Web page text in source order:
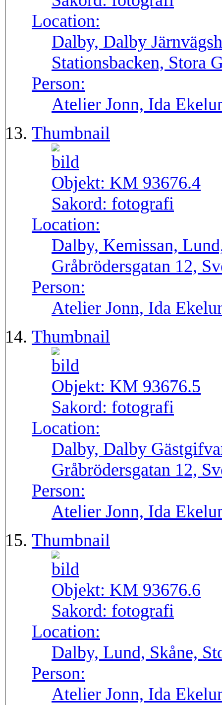
Location:
Dalby, Dalby
Stationsbacken, Stora
Person:
Atelier Jonn, Ida
Thumbnail
Objekt: KM 93676.4
Sakord: fotografi
Location:
Dalby, Kemissan,
Gråbrödersgatan 12,
Person:
Atelier Jonn, Ida
Thumbnail
Objekt: KM 93676.5
Sakord: fotografi
Location:
Dalby, Dalby
Gråbrödersgatan 12,
Person:
Atelier Jonn, Ida
Thumbnail
Objekt: KM 93676.6
Sakord: fotografi
Location:
Dalby, Lund, Skåne,
Person:
Atelier Jonn, Ida